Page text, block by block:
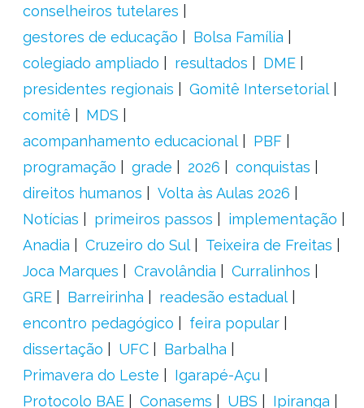
conselheiros tutelares
gestores de educação
Bolsa Família
colegiado ampliado
resultados
DME
presidentes regionais
Gomitê Intersetorial
comitê
MDS
acompanhamento educacional
PBF
programação
grade 2026
conquistas
direitos humanos
Volta às Aulas 2026
Notícias
primeiros passos
implementação
Anadia
Cruzeiro do Sul
Teixeira de Freitas
Joca Marques
Cravolândia
Curralinhos
GRE
Barreirinha
readesão estadual
encontro pedagógico
feira popular
dissertação
UFC
Barbalha
Primavera do Leste
Igarapé-Açu
Protocolo BAE
Conasems UBS Ipiranga